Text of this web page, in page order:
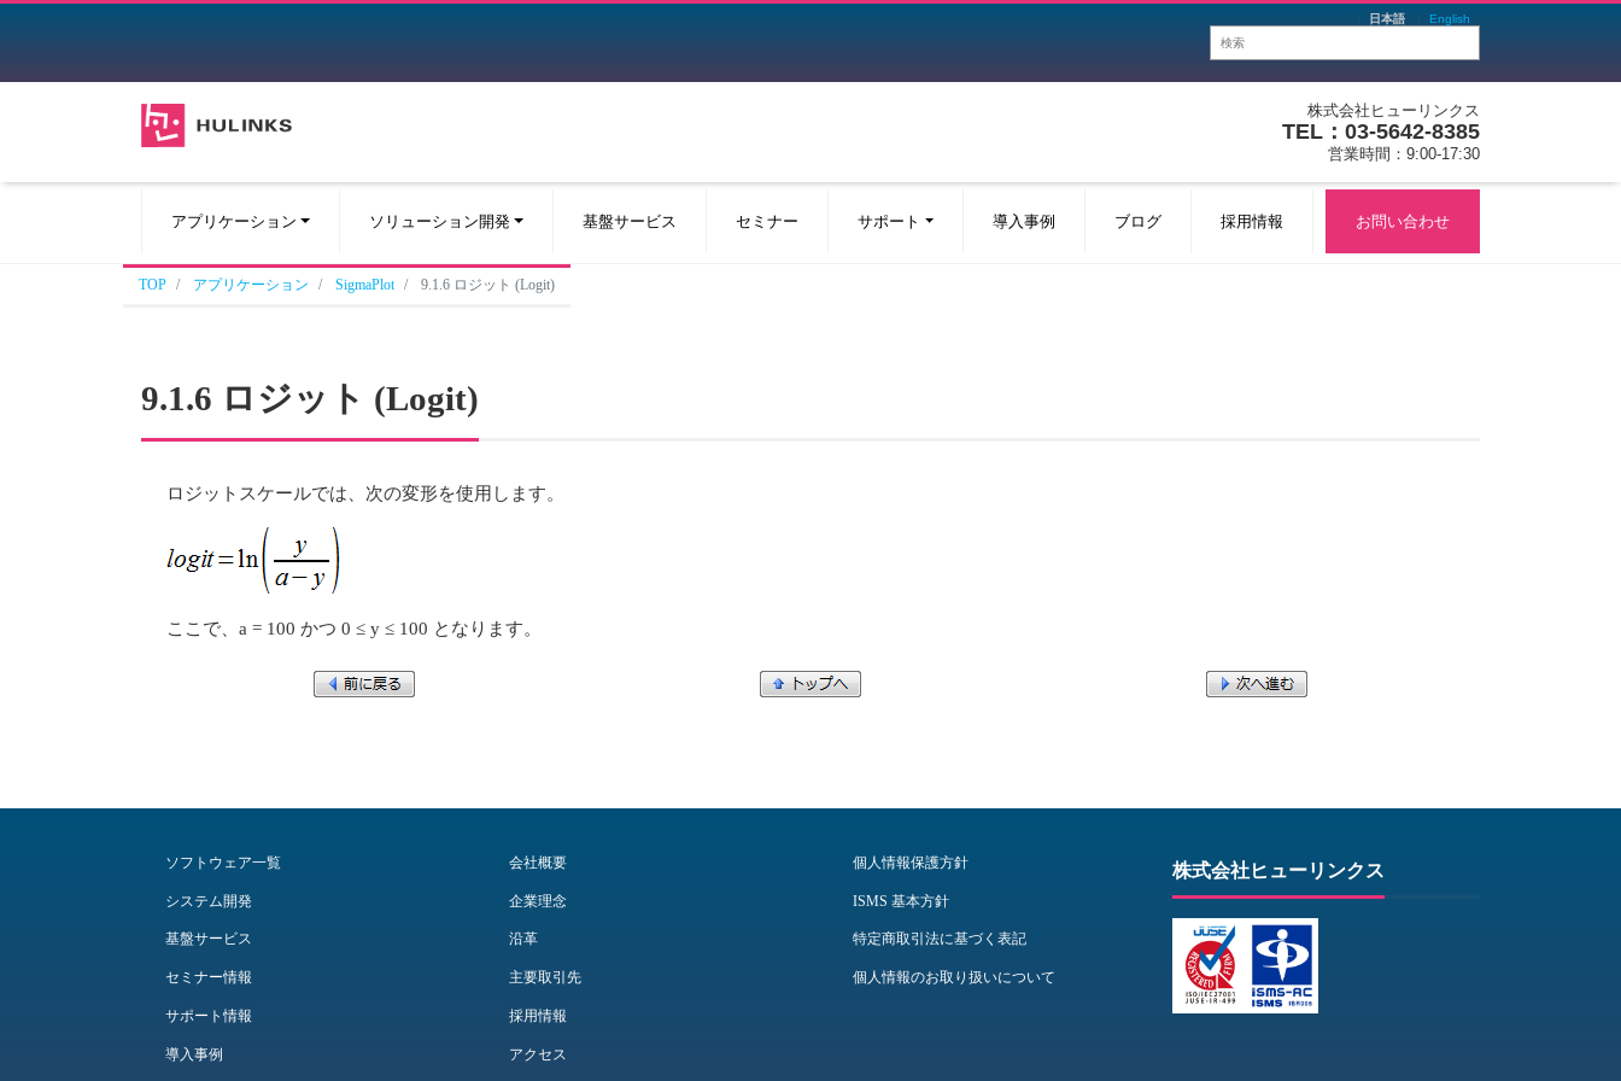
日本語 English
株式会社ヒューリンクス
TEL：03-5642-8385
営業時間：9:00-17:30
アプリケーション ソリューション開発 基盤サービス セミナー サポート 導入事例 ブログ 採用情報 お問い合わせ
TOP アプリケーション SigmaPlot 9.1.6 ロジット (Logit)
9.1.6 ロジット (Logit)
ロジットスケールでは、次の変形を使用します。
ここで、a = 100 かつ 0 ≤ y ≤ 100 となります。
ソフトウェア一覧
システム開発
基盤サービス
セミナー情報
サポート情報
導入事例
会社概要
企業理念
沿革
主要取引先
採用情報
アクセス
個人情報保護方針
ISMS 基本方針
特定商取引法に基づく表記
個人情報のお取り扱いについて
株式会社ヒューリンクス